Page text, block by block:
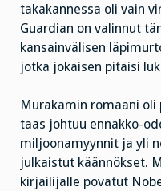
takakannessa oli vain
Guardian on valinnut
kansainvälisen
jotka jokaisen pitäisi
Murakamin romaani oli
taas johtuu ennakko-
miljoonamyynnit ja yli
julkaistut käännökset.
kirjailijalle povatut